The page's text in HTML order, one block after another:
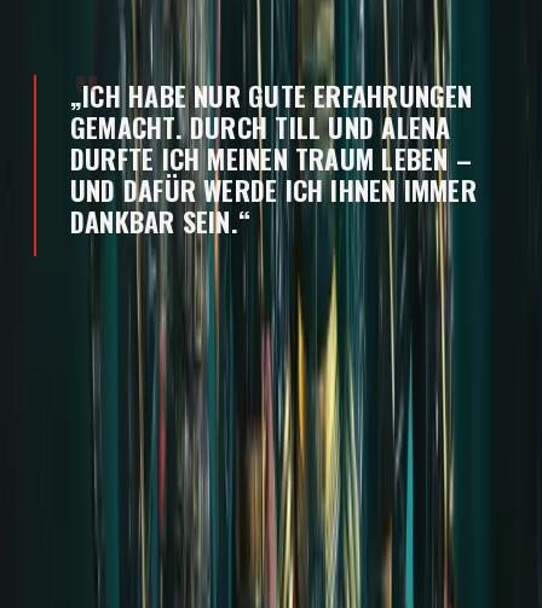
andere Perspektive zeigen. Ihre persönliche Bilanz:
„ICH HABE NUR GUTE ERFAHRUNGEN
GEMACHT. DURCH TILL UND ALENA
DURFTE ICH MEINEN TRAUM LEBEN –
UND DAFÜR WERDE ICH IHNEN IMMER
DANKBAR SEIN.“
URHEBERRECHT
Diese Aftershow Story ist urheberrechtlich geschützt
und darf nicht ohne das ausdrückliche Einverständnis
von LIFAD WORLD und René (Originalverfasser)
anderweitig verarbeitet, vervielfältigt oder
veröffentlicht werden.